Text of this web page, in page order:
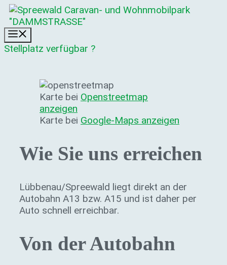
Zum
Inhalt
springen
Stellplatz verfügbar ?
Karte bei Openstreetmap
anzeigen
Karte bei Google-Maps anzeigen
Wie Sie uns erreichen
Lübbenau/Spreewald liegt direkt an der
Autobahn A13 bzw. A15 und ist daher per
Auto schnell erreichbar.
Von der Autobahn